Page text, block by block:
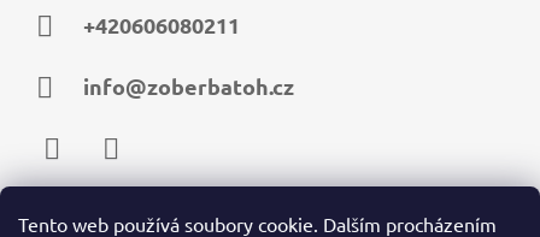
Tento web používá soubory cookie. Dalším procházením
+420606080211
info@zoberbatoh.cz
FacebookInstagram